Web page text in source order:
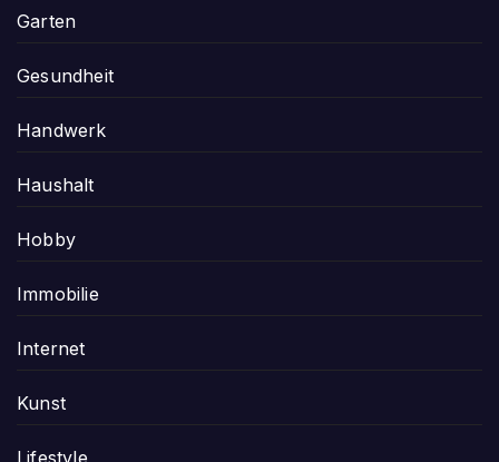
Garten
Gesundheit
Handwerk
Haushalt
Hobby
Immobilie
Internet
Kunst